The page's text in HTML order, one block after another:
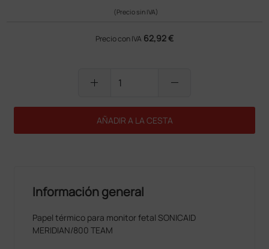
(Precio sin IVA)
Precio con IVA 62,92 €
add remove
AÑADIR A LA CESTA
Información general
Papel térmico para monitor fetal SONICAID
MERIDIAN/800 TEAM